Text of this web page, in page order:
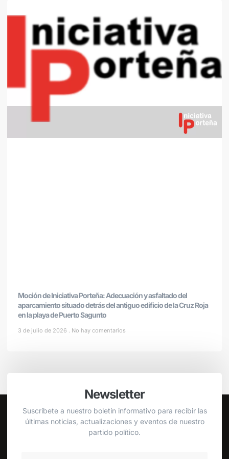
Moción de Iniciativa Porteña: Adecuación y asfaltado del
aparcamiento situado detrás del antiguo edificio de la Cruz Roja
en la playa de Puerto Sagunto
3 de julio de 2026 No hay comentarios
Newsletter
Suscríbete a nuestro boletín informativo para recibir las
últimas noticias, actualizaciones y eventos de nuestro
partido político.